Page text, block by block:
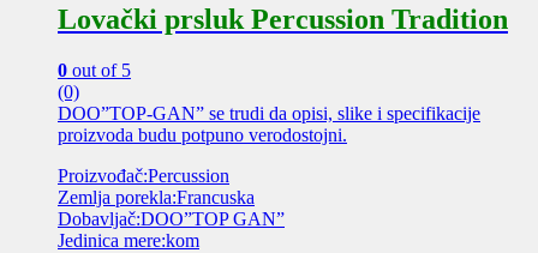
Lovački prsluk Percussion Tradition
0 out of 5
(0)
DOO”TOP-GAN” se trudi da opisi, slike i specifikacije
proizvoda budu potpuno verodostojni.
Proizvođač:Percussion
Zemlja porekla:Francuska
Dobavljač:DOO”TOP GAN”
Jedinica mere:kom